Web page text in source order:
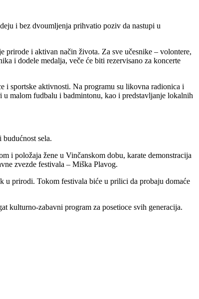
i bez dvoumljenja prihvatio poziv da nastupi u
prirode i aktivan način života. Za sve učesnike – volontere,
i dodele medalja, veče će biti rezervisano za koncerte
i sportske aktivnosti. Na programu su likovna radionica i
u malom fudbalu i badmintonu, kao i predstavljanje lokalnih
sela.
i položaja žene u Vinčanskom dobu, karate demonstracija
zvezde festivala – Miška Plavog.
u prirodi. Tokom festivala biće u prilici da probaju domaće
kulturno-zabavni program za posetioce svih generacija.